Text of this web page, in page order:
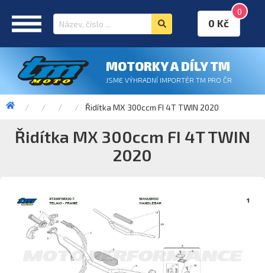
0
0 Kč
MOTORKY A DÍLY TM
JSME VÝHRADNÍ IMPORTÉR TM PRO ČR
Řidítka MX 300ccm FI 4T TWIN 2020
Řidítka MX 300ccm FI 4T TWIN
2020